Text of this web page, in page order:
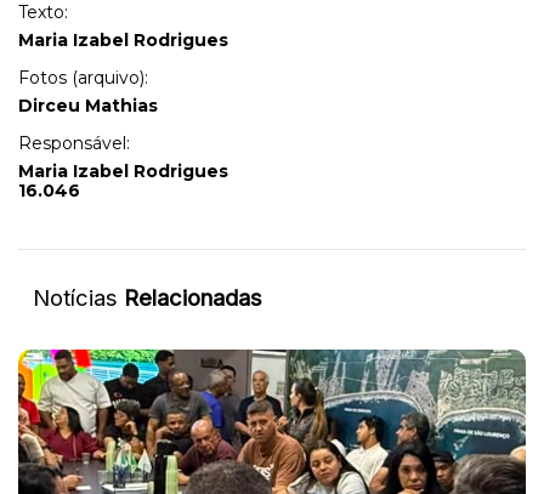
Texto:
Maria Izabel Rodrigues
Fotos (arquivo):
Dirceu Mathias
Responsável:
Maria Izabel Rodrigues
16.046
Notícias Relacionadas